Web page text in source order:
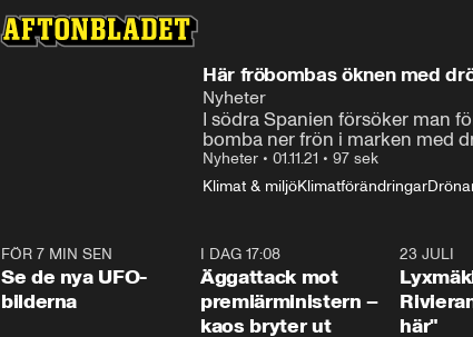
Här fröbombas öknen med
Nyheter
I södra Spanien försöker man
bomba ner frön i marken med
Nyheter • 01.11.21 • 97 sek
Klimat & miljöKlimatförändringar
FÖR 7 MIN SEN
Se de nya UFO-
bilderna
0:37
I DAG 17:08
Äggattack mot
premiärministern –
kaos bryter ut
23 JULI
här"